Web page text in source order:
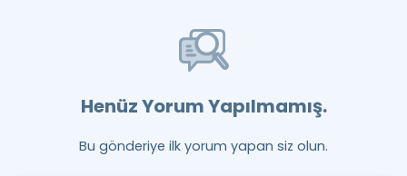
Henüz Yorum Yapılmamış.
Bu gönderiye ilk yorum yapan siz olun.